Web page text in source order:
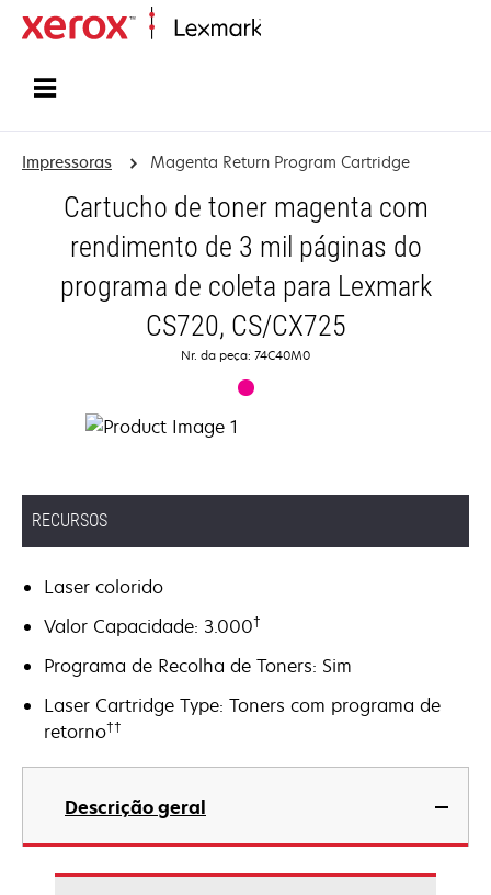
Impressoras Magenta Return Program Cartridge
Cartucho de toner magenta com
rendimento de 3 mil páginas do
programa de coleta para Lexmark
CS720, CS/CX725
Nr. da peça: 74C40M0
RECURSOS
Laser colorido
Valor Capacidade: 3.000†
Programa de Recolha de Toners: Sim
Laser Cartridge Type: Toners com programa de
retorno††
Descrição geral